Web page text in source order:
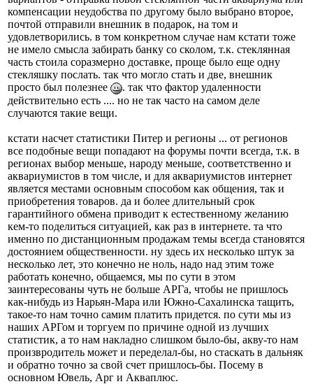
компенсации неудобства по другому было выбрано второе,
почтой отправили внешник в подарок, на том и
удовлетворились. в том конкретном случае нам кстати тоже
не имело смысла забирать банку со сколом, т.к. стеклянная
часть стоила соразмерно доставке, проще было еще одну
стекляшку послать. так что могло стать и две, внешник
просто был полезнее
. так что фактор удаленности
действительно есть .... но не так часто на самом деле
случаются такие вещи.
кстати насчет статистики Питер и регионы ... от регионов
все подобные вещи попадают на форумы почти всегда, т.к. в
регионах выбор меньше, народу меньше, соответственно и
аквариумистов в том числе, и для аквариумистов интернет
является местами основным способом как общения, так и
приобретения товаров. да и более длительный срок
гарантийного обмена приводит к естественному желанию
кем-то поделиться ситуацией, как раз в интернете. та что
именно по дистанционным продажам темы всегда становятся
достоянием общественности. ну здесь их несколько штук за
несколько лет, это конечно не ноль, надо над этим тоже
работать конечно, общаемся, мы по сути в этом
заинтересованы чуть не больше АРГа, чтобы не пришлось
как-нибудь из Нарьян-Мара или Южно-Сахалинска тащить,
такое-то нам точно самим платить придется. по сути мы из
наших АРГом и торгуем по причине одной из лучших
статистик, а то нам накладно слишком было-бы, акву-то нам
произвродитель может и переделал-бы, но стаскать в дальняк
и обратно точно за свой счет пришлось-бы. Посему в
основном Ювель, Арг и Акваплюс.